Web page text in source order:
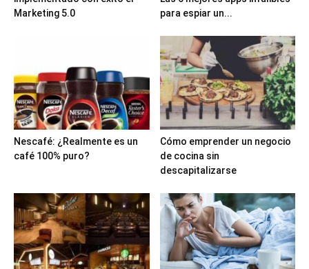
Marketing 5.0
para espiar un...
Nescafé: ¿Realmente es un
café 100% puro?
Cómo emprender un negocio
de cocina sin
descapitalizarse